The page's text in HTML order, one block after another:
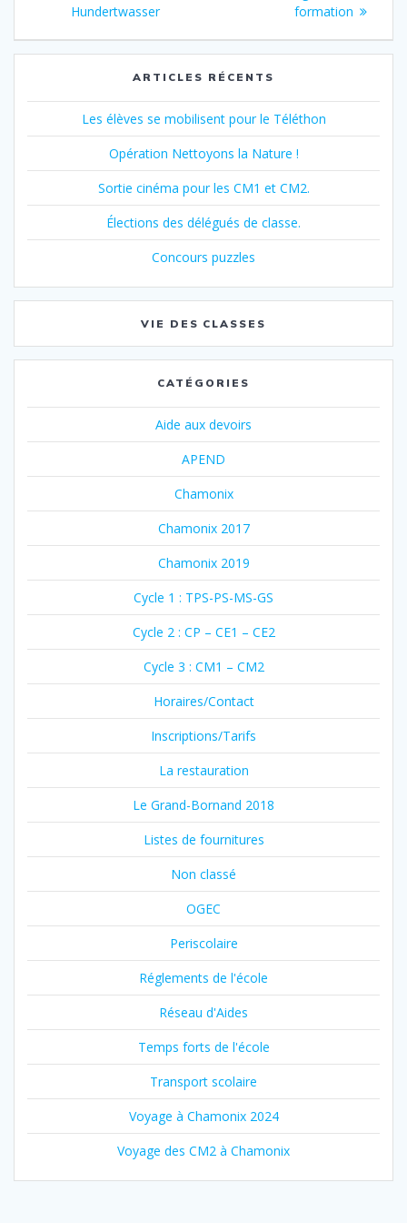
l’article
:
Hundertwasser
:
formation
ARTICLES RÉCENTS
Les élèves se mobilisent pour le Téléthon
Opération Nettoyons la Nature !
Sortie cinéma pour les CM1 et CM2.
Élections des délégués de classe.
Concours puzzles
VIE DES CLASSES
CATÉGORIES
Aide aux devoirs
APEND
Chamonix
Chamonix 2017
Chamonix 2019
Cycle 1 : TPS-PS-MS-GS
Cycle 2 : CP – CE1 – CE2
Cycle 3 : CM1 – CM2
Horaires/Contact
Inscriptions/Tarifs
La restauration
Le Grand-Bornand 2018
Listes de fournitures
Non classé
OGEC
Periscolaire
Réglements de l'école
Réseau d'Aides
Temps forts de l'école
Transport scolaire
Voyage à Chamonix 2024
Voyage des CM2 à Chamonix